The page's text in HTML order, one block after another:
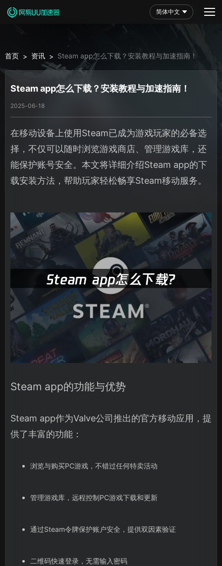
简体中文
首页 > 资讯 > Steam app怎么下载？安装教程与加速指南！
Steam app怎么下载？安装教程与加速指南！
2025-06-18
在移动设备上使用Steam已成为游戏玩家的必备选
择，不仅可以随时浏览游戏商店、管理游戏库，还
能保护账号安全。本文将详细介绍Steam app的下
载安装方法，帮助玩家轻松畅享Steam移动服务。
Steam app的功能与优势
Steam app作为Valve公司推出的官方移动应用，提
供了丰富的功能：
浏览与购买PC游戏，不错过任何特卖活动
管理游戏库，远程控制PC游戏下载和更新
通过Steam令牌保护账户安全，提供双因素验证
二维码快速登录，无需输入密码